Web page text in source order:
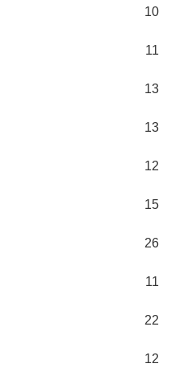
10
11
13
13
12
15
26
11
22
12